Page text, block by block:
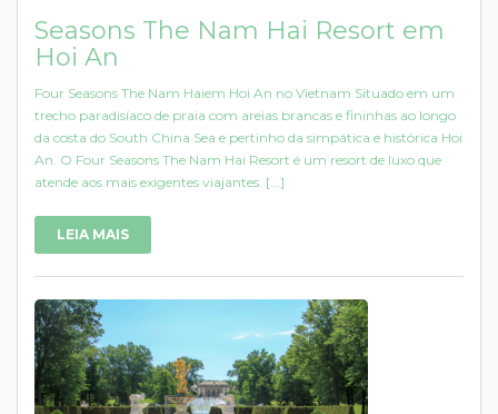
Seasons The Nam Hai Resort em
Hoi An
Four Seasons The Nam Haiem Hoi An no Vietnam Situado em um
trecho paradisíaco de praia com areias brancas e fininhas ao longo
da costa do South China Sea e pertinho da simpática e histórica Hoi
An. O Four Seasons The Nam Hai Resort é um resort de luxo que
atende aos mais exigentes viajantes. [...]
LEIA MAIS